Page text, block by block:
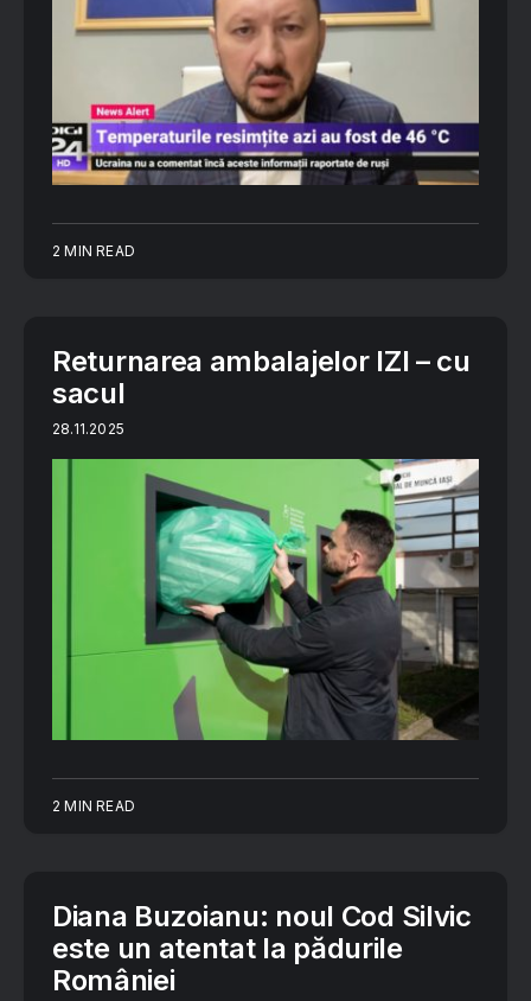
2 MIN READ
Returnarea ambalajelor IZI – cu
sacul
28.11.2025
2 MIN READ
Diana Buzoianu: noul Cod Silvic
este un atentat la pădurile
României